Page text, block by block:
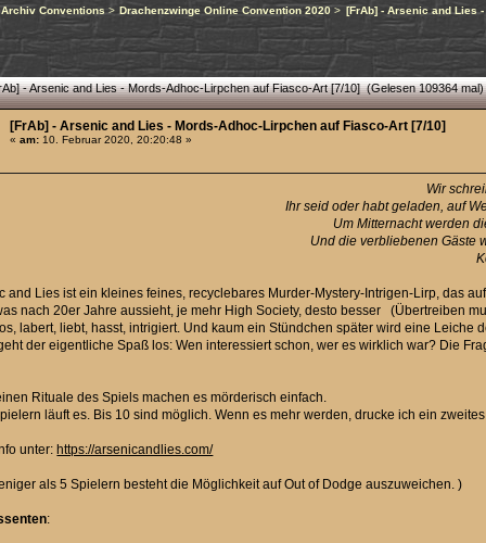
Archiv Conventions> Drachenzwinge Online Convention 2020> [FrAb] - Arsenic and Lies
- Arsenic and Lies - Mords-Adhoc-Lirpchen auf Fiasco-Art [7/10] (Gelesen 109364 mal)
[FrAb] - Arsenic and Lies - Mords-Adhoc-Lirpchen auf Fiasco-Art [7/10]
«am: 10. Februar 2020, 20:20:48 »
Wir
Ihr seid oder habt geladen, auf
Um Mitternacht werden
Und die verbliebenen Gäste
and Lies ist ein kleines feines, recyclebares Murder-Mystery-Intrigen-Lirp, das
nach 20er Jahre aussieht, je mehr High Society, desto besser (Übertreiben
labert, liebt, hasst, intrigiert. Und kaum ein Stündchen später wird eine Leiche
der eigentliche Spaß los: Wen interessiert schon, wer es wirklich war? Die
Rituale des Spiels machen es mörderisch einfach.
läuft es. Bis 10 sind möglich. Wenn es mehr werden, drucke ich ein
unter: https://arsenicandlies.com/
als 5 Spielern besteht die Möglichkeit auf Out of Dodge auszuweichen. )
: